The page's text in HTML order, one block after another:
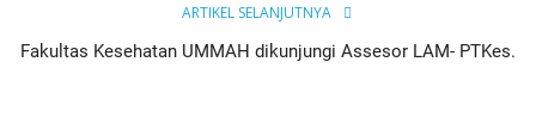
ARTIKEL SELANJUTNYA
Fakultas Kesehatan UMMAH dikunjungi Assesor LAM- PTKes.